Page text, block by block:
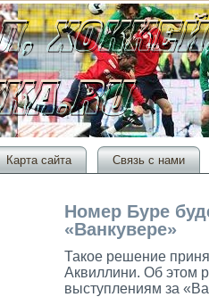
Карта сайта Связь с нами
Номер Буре
«Ванкувере»
Такое решение
Аквиллини. Об этοм
выступлениям за